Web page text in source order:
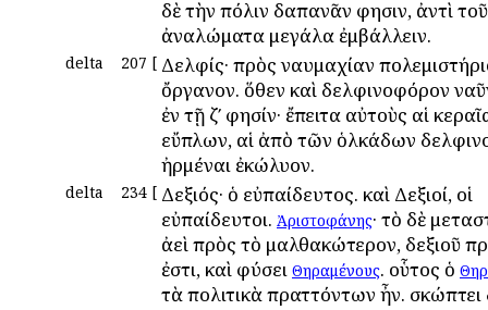
δὲ τὴν πόλιν δαπανᾶν φησιν, ἀντὶ τοῦ
ἀναλώματα μεγάλα ἐμβάλλειν.
delta 207 [ Δελφίς· πρὸς ναυμαχίαν
ὄργανον. ὅθεν καὶ δελφινοφόρον
ἐν τῇ ζʹ φησίν· ἔπειτα αὐτοὺς αἱ
εὔπλων, αἱ ἀπὸ τῶν ὁλκάδων
ἠρμέναι ἐκώλυον.
delta 234 [ Δεξιός· ὁ εὐπαίδευτος. καὶ Δεξιοί, οἱ
εὐπαίδευτοι. Ἀριστοφάνης· τὸ δὲ
ἀεὶ πρὸς τὸ μαλθακώτερον, δεξιοῦ
ἐστι, καὶ φύσει Θηραμένους. οὗτος ὁ
τὰ πολιτικὰ πραττόντων ἦν. σκώπτει